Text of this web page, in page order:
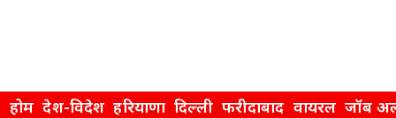
होम देश-विदेश हरियाणा दिल्ली फरीदाबाद वायरल जॉब